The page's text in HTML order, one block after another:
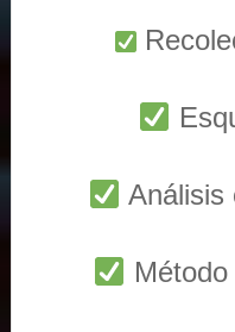
Análisis